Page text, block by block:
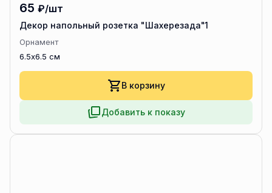
65 ₽/шт
Декор напольный розетка "Шахерезада"1
Орнамент
6.5x6.5 см
В корзину
Добавить к показу